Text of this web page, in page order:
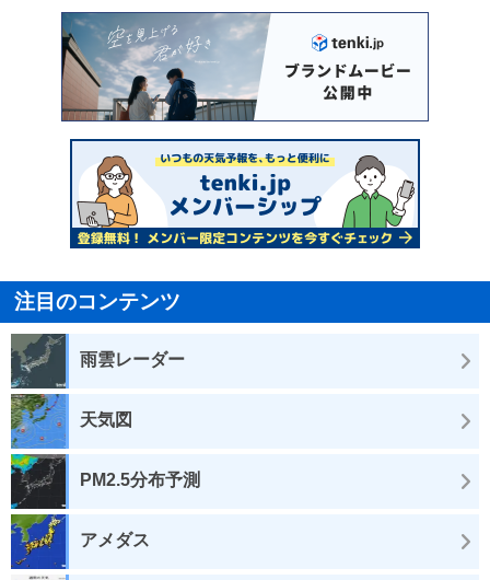
注目のコンテンツ
雨雲レーダー
天気図
PM2.5分布予測
アメダス